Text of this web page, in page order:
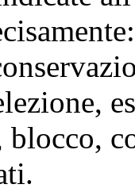
blocco,